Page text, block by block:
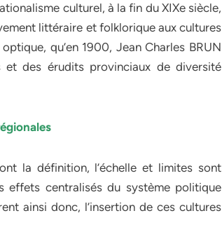
culturel, à la fin du XIXe siècle,
littéraire et folklorique aux cultures
qu’en 1900, Jean Charles BRUN
des érudits provinciaux de diversité
la définition, l’échelle et limites sont
effets centralisés du système politique
ainsi donc, l’insertion de ces cultures